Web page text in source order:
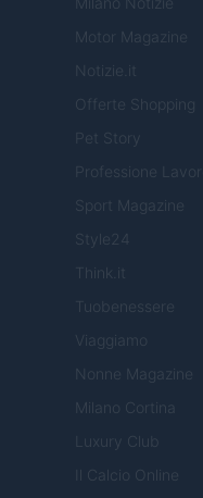
Motor Magazine
Notizie.it
Offerte Shopping
Pet Story
Professione Lavoro
Sport Magazine
Style24
Think.it
Tuobenessere
Viaggiamo
Nonne Magazine
Milano Cortina
Luxury Club
Il Calcio Online